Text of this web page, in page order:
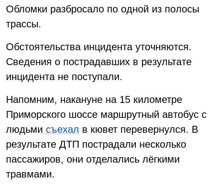
Обломки разбросало по одной из полосы
трассы.
Обстоятельства инцидента уточняются.
Сведения о пострадавших в результате
инцидента не поступали.
Напомним, накануне на 15 километре
Приморского шоссе маршрутный автобус с
людьми съехал в кювет перевернулся. В
результате ДТП пострадали несколько
пассажиров, они отделались лёгкими
травмами.